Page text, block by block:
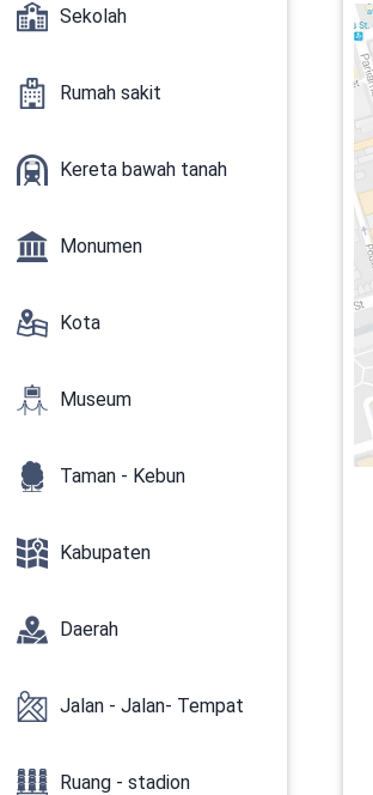
Sekolah
Rumah sakit
Kereta bawah tanah
Monumen
Kota
Museum
Taman - Kebun
Kabupaten
Daerah
Jalan - Jalan- Tempat
Ruang - stadion